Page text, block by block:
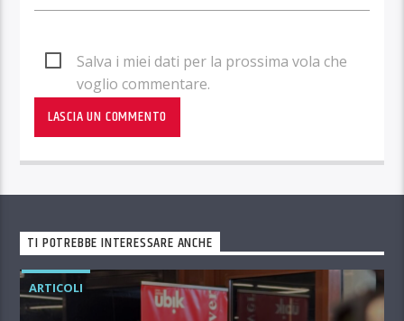
Salva i miei dati per la prossima vola che
voglio commentare.
TI POTREBBE INTERESSARE ANCHE
ARTICOLI